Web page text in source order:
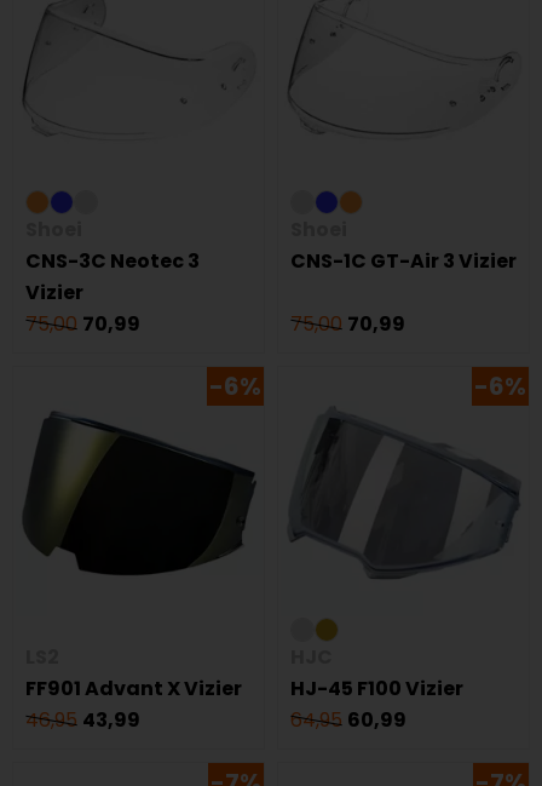
CNS-3C Neotec 3
Vizier
75,00 70,99
CNS-1C GT-Air 3 Vizier
75,00 70,99
-6%
FF901 Advant X Vizier
46,95 43,99
-6%
HJ-45 F100 Vizier
64,95 60,99